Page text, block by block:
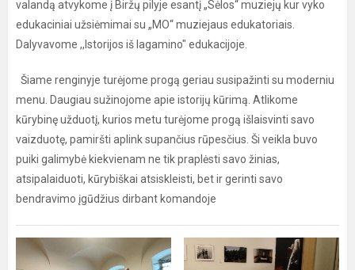
valandą atvykome į Biržų pilyje esantį „Sėlos“ muziejų kur vyko
edukaciniai užsiėmimai su „MO“ muziejaus edukatoriais.
Dalyvavome ,,Istorijos iš lagamino" edukacijoje.
Šiame renginyje turėjome progą geriau susipažinti su moderniu
menu. Daugiau sužinojome apie istorijų kūrimą. Atlikome
kūrybinę užduotį, kurios metu turėjome progą išlaisvinti savo
vaizduotę, pamiršti aplink supančius rūpesčius. Ši veikla buvo
puiki galimybė kiekvienam ne tik praplėsti savo žinias,
atsipalaiduoti, kūrybiškai atsiskleisti, bet ir gerinti savo
bendravimo įgūdžius dirbant komandoje